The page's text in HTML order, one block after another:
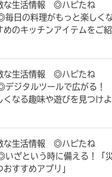
な生活情報 ◎ハピたね
の料理がもっと楽しく
めのキッチンアイテムをご紹
な生活情報 ◎ハピたね
タルツールで広がる！
くなる趣味や遊びを見つけよ
な生活情報 ◎ハピたね
という時に備える！「
すすめアプリ」